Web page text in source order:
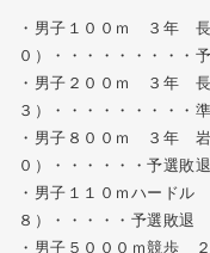
・男子１００ｍ ３年
０）・・・・・・・・・
・男子２００ｍ ３年
３）・・・・・・・・・
・男子８００ｍ ３年
０）・・・・・・予選敗退
・男子１１０ｍハード
８）・・・・・予選敗退
・男子５０００ｍ競歩